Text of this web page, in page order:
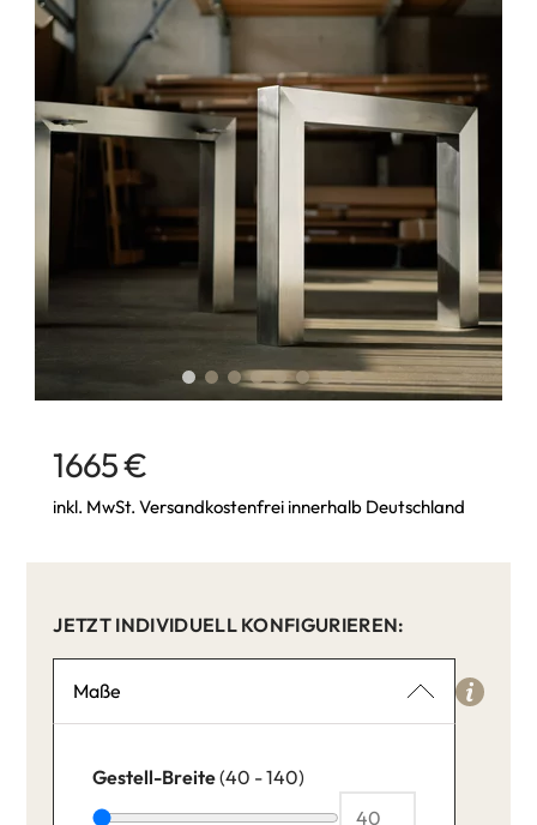
1665 €
inkl. MwSt. Versandkostenfrei innerhalb Deutschland
JETZT INDIVIDUELL KONFIGURIEREN:
Maße
Gestell-Breite(40 - 140)